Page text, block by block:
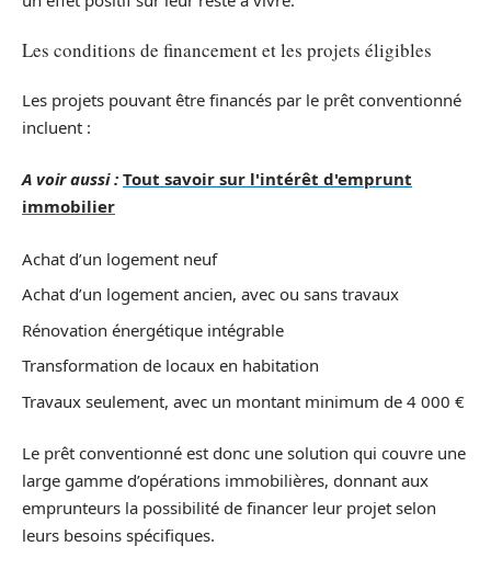
Les conditions de financement et les projets éligibles
Les projets pouvant être financés par le prêt conventionné
incluent :
A voir aussi : Tout savoir sur l'intérêt d'emprunt
immobilier
Achat d’un logement neuf
Achat d’un logement ancien, avec ou sans travaux
Rénovation énergétique intégrable
Transformation de locaux en habitation
Travaux seulement, avec un montant minimum de 4 000 €
Le prêt conventionné est donc une solution qui couvre une
large gamme d’opérations immobilières, donnant aux
emprunteurs la possibilité de financer leur projet selon
leurs besoins spécifiques.